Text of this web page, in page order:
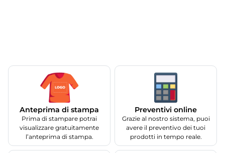
Anteprima di stampa
Prima di stampare potrai
visualizzare gratuitamente
l’anteprima di stampa.
Preventivi online
Grazie al nostro sistema, puoi
avere il preventivo dei tuoi
prodotti in tempo reale.